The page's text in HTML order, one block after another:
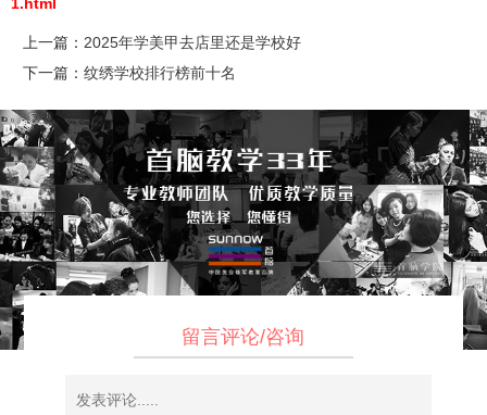
上一篇： 2025年学美甲去店里还是学校好
下一篇： 纹绣学校排行榜前十名
留言评论/咨询